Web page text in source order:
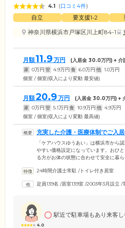
4.1 (口コミ4件)
自立 要支援1•2
神奈川県横浜市戸塚区川上町84-1
月額11.9 万円 (入居金 30.0万円) + 介
家 0万円 管 4.9万円 食 6.0万円 他 1.0万円
個室 / 個室(収入により変動 最安値)
月額20.9 万円 (入居金 30.0万円) +
家 0万円 管 5.1万円 食 10.9万円 他 4.9万円
個室 / 個室(収入により変動 最高値)
充実した介護・医療体制でご入
「ケアハウスゆうあい」は横浜市から
やすい価格設定になっています。おひ
る方がお体の状態に合わせて安全に暮
お一人おひとりの状態に合わせた支援
いつでも適切な対応ができる体制を整
24時間介護士常駐 /トイレ付き居室
定員139名 /居室139室 /2003年3月設立 /
4.0
駅近で駐車場もあり来客